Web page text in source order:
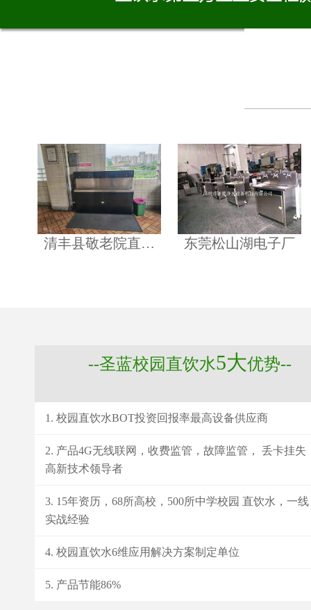
清丰县敬老院直… 东莞松山湖电子厂
--圣蓝校园直饮水5大优势--
校园直饮水BOT投资回报率最高设备供应商
产品4G无线联网，收费监管，故障监管， 丢卡挂失
高新技术领导者
15年资历，68所高校，500所中学校园 直饮水，一线
实战经验
校园直饮水6维应用解决方案制定单位
产品节能86%